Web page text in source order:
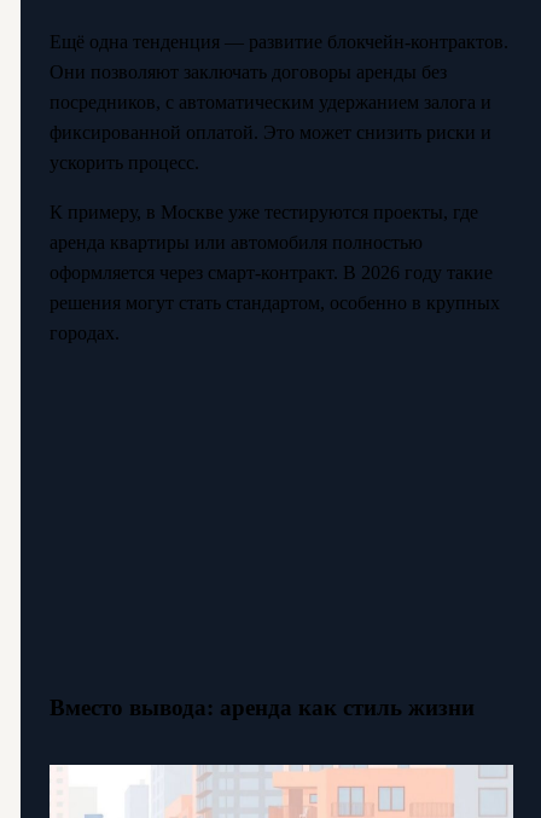
Ещё одна тенденция — развитие блокчейн-контрактов.
Они позволяют заключать договоры аренды без
посредников, с автоматическим удержанием залога и
фиксированной оплатой. Это может снизить риски и
ускорить процесс.
К примеру, в Москве уже тестируются проекты, где
аренда квартиры или автомобиля полностью
оформляется через смарт-контракт. В 2026 году такие
решения могут стать стандартом, особенно в крупных
городах.
Вместо вывода: аренда как стиль жизни